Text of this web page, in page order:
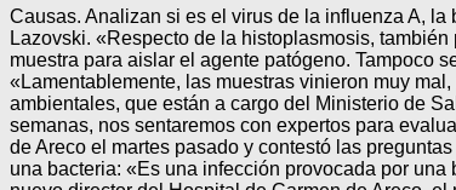
Causas. Analizan si es el virus de la influenza A,
Lazovski. «Respecto de la histoplasmosis,
muestra para aislar el agente patógeno. Tampoco
«Lamentablemente, las muestras vinieron muy
ambientales, que están a cargo del Ministerio de
semanas, nos sentaremos con expertos para
de Areco el martes pasado y contestó las
una bacteria: «Es una infección provocada por